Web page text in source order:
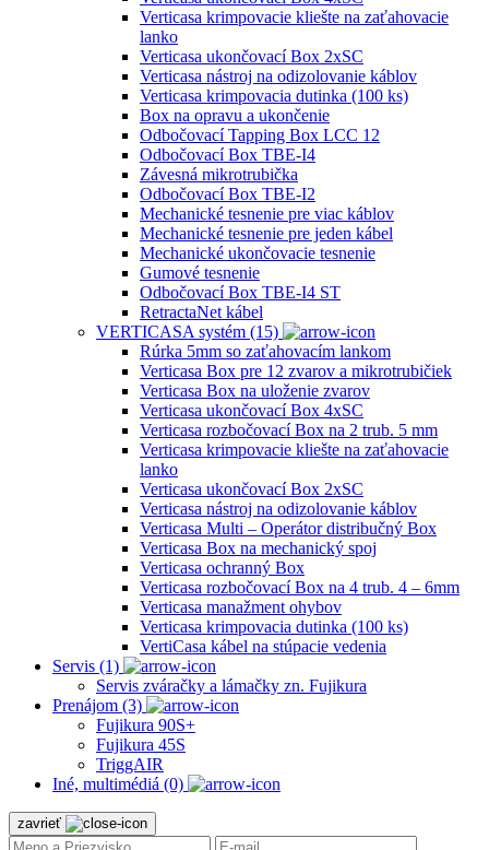
Verticasa krimpovacie kliešte na zaťahovacie
lanko
Verticasa ukončovací Box 2xSC
Verticasa nástroj na odizolovanie káblov
Verticasa krimpovacia dutinka (100 ks)
Box na opravu a ukončenie
Odbočovací Tapping Box LCC 12
Odbočovací Box TBE-I4
Závesná mikrotrubička
Odbočovací Box TBE-I2
Mechanické tesnenie pre viac káblov
Mechanické tesnenie pre jeden kábel
Mechanické ukončovacie tesnenie
Gumové tesnenie
Odbočovací Box TBE-I4 ST
RetractaNet kábel
VERTICASA systém (15)
Rúrka 5mm so zaťahovacím lankom
Verticasa Box pre 12 zvarov a mikrotrubičiek
Verticasa Box na uloženie zvarov
Verticasa ukončovací Box 4xSC
Verticasa rozbočovací Box na 2 trub. 5 mm
Verticasa krimpovacie kliešte na zaťahovacie
lanko
Verticasa ukončovací Box 2xSC
Verticasa nástroj na odizolovanie káblov
Verticasa Multi – Operátor distribučný Box
Verticasa Box na mechanický spoj
Verticasa ochranný Box
Verticasa rozbočovací Box na 4 trub. 4 – 6mm
Verticasa manažment ohybov
Verticasa krimpovacia dutinka (100 ks)
VertiCasa kábel na stúpacie vedenia
Servis (1)
Servis zváračky a lámačky zn. Fujikura
Prenájom (3)
Fujikura 90S+
Fujikura 45S
TriggAIR
Iné, multimédiá (0)
zavrieť